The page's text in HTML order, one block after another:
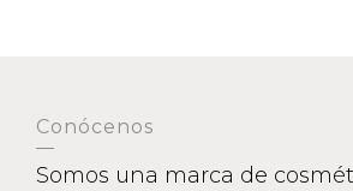
Conócenos
Somos una marca de